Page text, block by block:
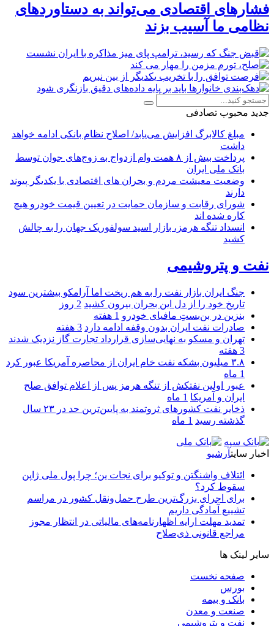
فشارهای اقتصادی می‌تواند به دستاوردهای
نظامی ما آسیب بزند
جدید محبوب تصادفی
مبلغ کالابرگ افزایش می‌یابد/ اصلاح نظام بانکی ادامه خواهد
داشت
پرداخت بیش از ۸ همت وام ازدواج به زوج‌های جوان توسط
بانک ملی ایران
وضعیت معیشت مردم و بحران های اقتصادی با یکدیگر پیوند
دارند
شورای رقابت و سازمان حمایت در تعیین قیمت خودرو هیچ
کاره شده اند
انسداد تنگه هرمز، بازار اسید سولفوریک جهان را به چالش
کشید
نفت و پتروشیمی
جنگ ایران بازار نفت را به هم ریخت اما آرامکو بیشترین سود
تاریخ خود را از دل این بحران بیرون کشید 2 روز
بنزین در بن‌بستِ مافیای خودرو 1 هفته
صادرات نفت ایران بدون وقفه ادامه دارد 3 هفته
تهران و مسکو به نهایی‌سازی قرارداد تجارت گاز نزدیک شدند
3 هفته
۳.۸ میلیون بشکه نفت خام ایران از محاصره آمریکا عبور کرد
1 ماه
عبور اولین نفتکش از تنگه هرمز پس از اعلام توافق صلح
ایران و آمریکا 1 ماه
ذخایر نفت کشورهای ثروتمند به پایین‌ترین حد در ۲۳ سال
گذشته رسید 1 ماه
اخبار سایتآرشیو
ائتلاف واشنگتن و توکیو برای نجات ین؛ چرا پول ملی ژاپن
سقوط کرد؟
برای اجرای بزرگ‌ترین طرح حمل‌ونقل کشور در مراسم
تشییع آمادگی داریم
تمدید مهلت ارایه اظهارنامه‌های مالیاتی در انتظار مجوز
مراجع قانونی ذی‌‏صلاح
سایر لینک ها
صفحه نخست
بورس
بانک و بیمه
صنعت و معدن
نفت و پتروشیمی